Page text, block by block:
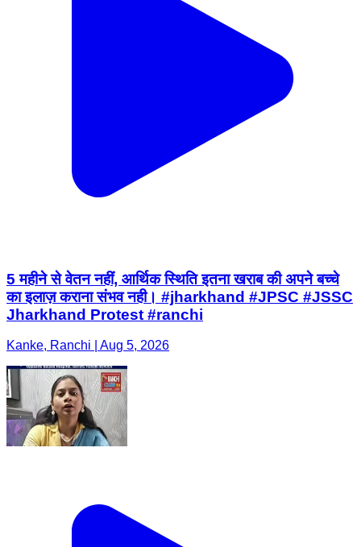
5 महीने से वेतन नहीं, आर्थिक स्थिति इतना खराब की अपने बच्चे
का इलाज़ कराना संभव नही। #jharkhand #JPSC #JSSC